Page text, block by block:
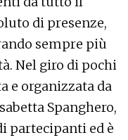
di presenze,
sempre più
Nel giro di pochi
e organizzata da
Spanghero,
partecipanti ed è